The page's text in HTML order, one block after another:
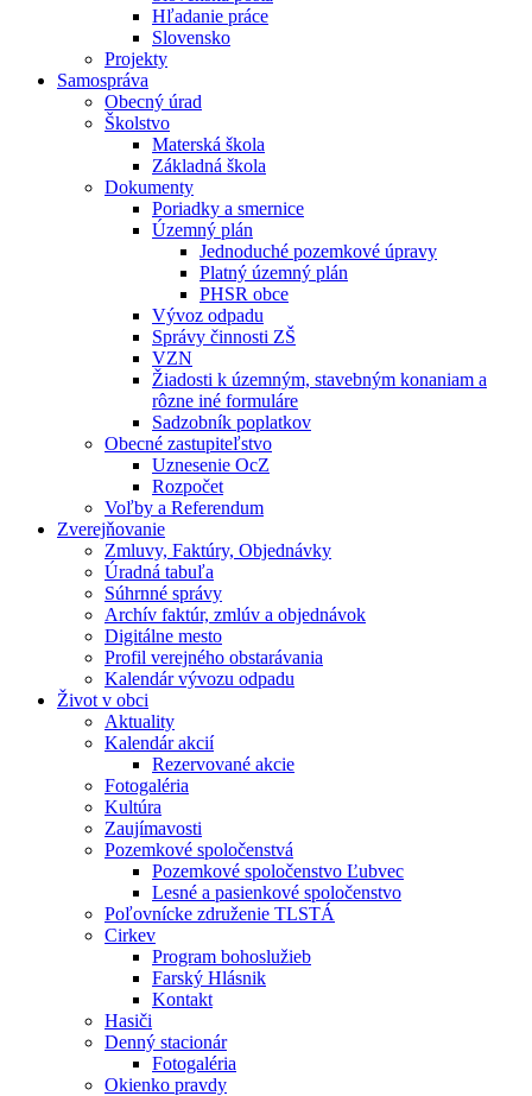
Hľadanie práce
Slovensko
Projekty
Samospráva
Obecný úrad
Školstvo
Materská škola
Základná škola
Dokumenty
Poriadky a smernice
Územný plán
Jednoduché pozemkové úpravy
Platný územný plán
PHSR obce
Vývoz odpadu
Správy činnosti ZŠ
VZN
Žiadosti k územným, stavebným konaniam a
rôzne iné formuláre
Sadzobník poplatkov
Obecné zastupiteľstvo
Uznesenie OcZ
Rozpočet
Voľby a Referendum
Zverejňovanie
Zmluvy, Faktúry, Objednávky
Úradná tabuľa
Súhrnné správy
Archív faktúr, zmlúv a objednávok
Digitálne mesto
Profil verejného obstarávania
Kalendár vývozu odpadu
Život v obci
Aktuality
Kalendár akcií
Rezervované akcie
Fotogaléria
Kultúra
Zaujímavosti
Pozemkové spoločenstvá
Pozemkové spoločenstvo Ľubvec
Lesné a pasienkové spoločenstvo
Poľovnícke združenie TLSTÁ
Cirkev
Program bohoslužieb
Farský Hlásnik
Kontakt
Hasiči
Denný stacionár
Fotogaléria
Okienko pravdy